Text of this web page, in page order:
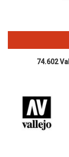
74.602